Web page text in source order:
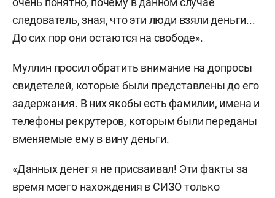
закрыть эти обязательства перед теми, кто нам
дал этих контрактников, которые закрыли
список по Нижнекамску, по набору».
Адвокаты экс-главы Нижнекамского района
обжаловали арест, но Верховный судоставил
подозреваемого в СИЗО, несмотря на заявление
о готовности сотрудничать со следствием.
начале февраля — незаконное, по мнению
следкома, заселение школы «СОлНЦе» в
следователь, зная, что эти люди взяли деньги...
До сих пор они остаются на свободе».
Муллин просил обратить внимание на допросы
свидетелей, которые были представлены до его
задержания. В них якобы есть фамилии, имена и
телефоны рекрутеров, которым были переданы
вменяемые ему в вину деньги.
«Данных денег я не присваивал! Эти факты за
время моего нахождения в СИЗО только